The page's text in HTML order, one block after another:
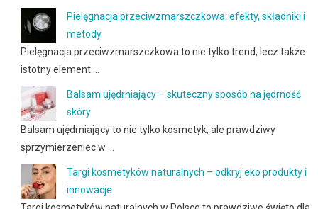
Pielęgnacja przeciwzmarszczkowa: efekty, składniki i
metody
Pielęgnacja przeciwzmarszczkowa to nie tylko trend, lecz także
istotny element …
Balsam ujędrniający – skuteczny sposób na jędrność
skóry
Balsam ujędrniający to nie tylko kosmetyk, ale prawdziwy
sprzymierzeniec w …
Targi kosmetyków naturalnych – odkryj eko produkty i
innowacje